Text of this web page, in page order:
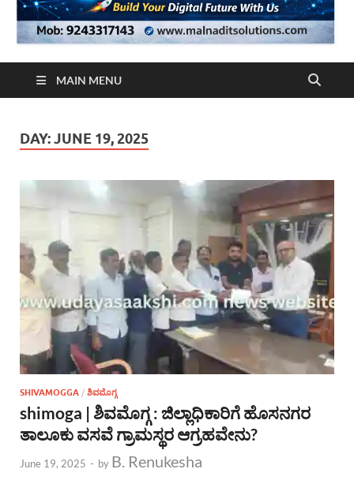
MAIN MENU
DAY:JUNE 19, 2025
SHIVAMOGGA / ಶಿವಮೊಗ್ಗ
shimoga | ಶಿವಮೊಗ್ಗ : ಜಿಲ್ಲಾಧಿಕಾರಿಗೆ ಹೊಸನಗರ
ತಾಲೂಕು ವಸವೆ ಗ್ರಾಮಸ್ಥರ ಆಗ್ರಹವೇನು?
June 19, 2025 - by B. Renukesha